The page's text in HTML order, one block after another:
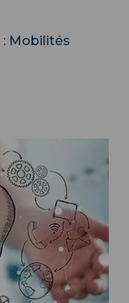
: Mobilités